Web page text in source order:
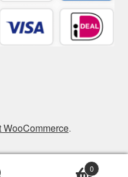
WooCommerce.
0